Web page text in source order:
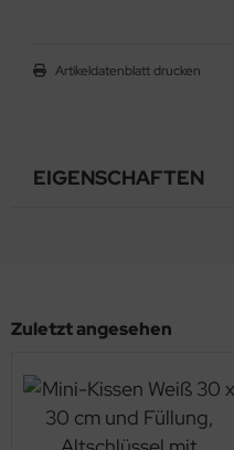
Artikeldatenblatt drucken
EIGENSCHAFTEN
Zuletzt angesehen